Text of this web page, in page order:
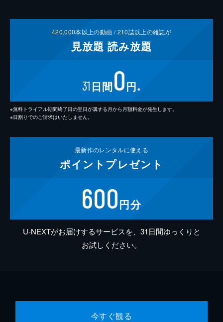
420,000本以上の動画 /210誌以上の雑誌が
見放題 読み放題
31 日間0円 ※
※無料トライアル期間終了日の翌日が属する月から月額料金が発生します。
※日割りでのご請求はいたしません。
最新作のレンタルに使える
ポイント プレゼント
600円分
U-NEXTがお届けするサービスを、31日間ゆっくりと
お試しください。
今すぐ観る